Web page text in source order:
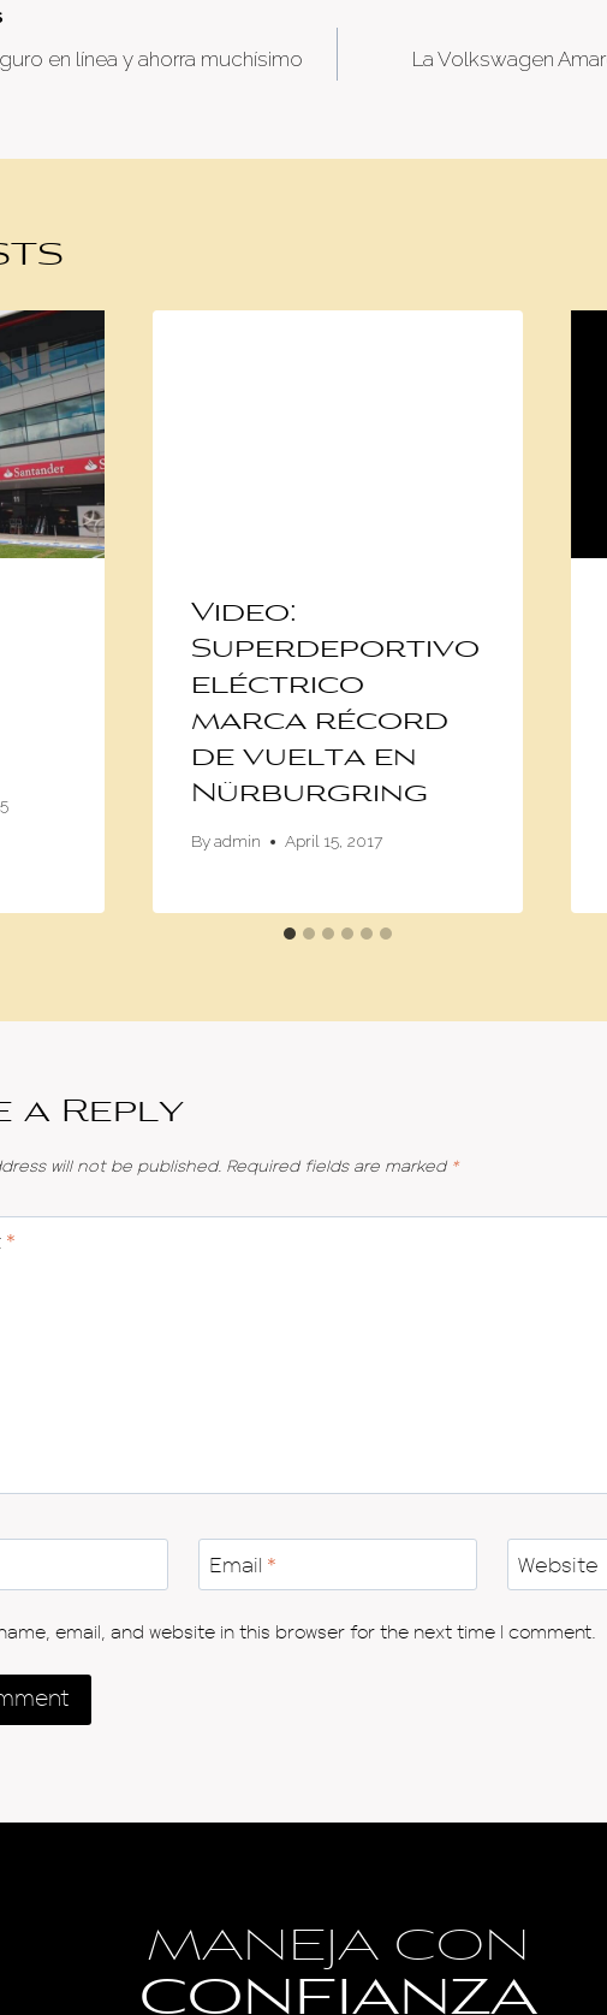
en línea y ahorra muchísimo
La Volkswagen
Video:
Superdeportivo
eléctrico
marca récord
de vuelta en
Nürburgring
By admin April 15, 2017
a Reply
will not be published. Required fields are marked *
*
Email * Website
email, and website in this browser for the next time I comment.
MANEJA CON
CONFIANZA